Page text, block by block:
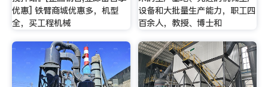
优惠] 铁臂商城优惠多，机型
全，买工程机械
设备和大批量生产能力，职工四
百余人，教授、博士和